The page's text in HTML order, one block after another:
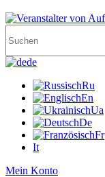
de
Ru
En
Ua
De
Fr
It
Mein Konto